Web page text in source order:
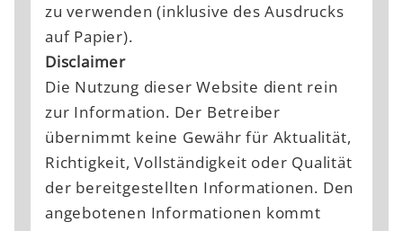
zu verwenden (inklusive des Ausdrucks
auf Papier).
Disclaimer
Die Nutzung dieser Website dient rein
zur Information. Der Betreiber
übernimmt keine Gewähr für Aktualität,
Richtigkeit, Vollständigkeit oder Qualität
der bereitgestellten Informationen. Den
angebotenen Informationen kommt